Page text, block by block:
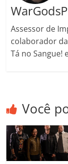
Assessor de
colaborador
Tá no Sangue!
Você